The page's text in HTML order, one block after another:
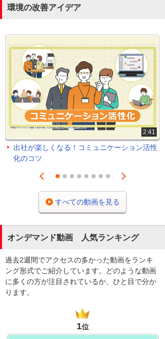
環境の改善アイデア
2:41
出社が楽しくなる！コミュニケーション活性
化のコツ
Prev
1 2 3 4 5 6 7 8
Next
すべての動画を見る
オンデマンド動画 人気ランキング
過去2週間でアクセスの多かった動画をランキ
ング形式でご紹介しています。どのような動画
に多くの方が注目されているか、ひと目で分か
ります。
1位